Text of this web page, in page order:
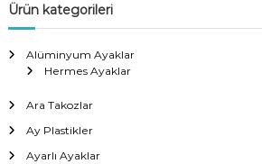
Ürün kategorileri
Alüminyum Ayaklar
Hermes Ayaklar
Ara Takozlar
Ay Plastikler
Ayarlı Ayaklar